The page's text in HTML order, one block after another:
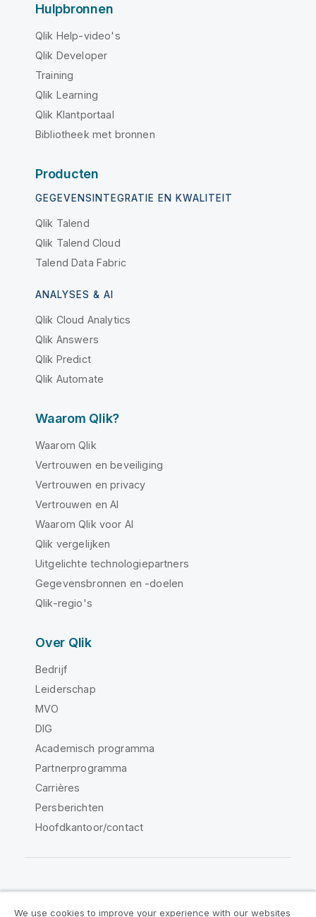
Hulpbronnen
Qlik Help-video's
Qlik Developer
Training
Qlik Learning
Qlik Klantportaal
Bibliotheek met bronnen
Producten
GEGEVENSINTEGRATIE EN KWALITEIT
Qlik Talend
Qlik Talend Cloud
Talend Data Fabric
ANALYSES & AI
Qlik Cloud Analytics
Qlik Answers
Qlik Predict
Qlik Automate
Waarom Qlik?
Waarom Qlik
Vertrouwen en beveiliging
Vertrouwen en privacy
Vertrouwen en AI
Waarom Qlik voor AI
Qlik vergelijken
Uitgelichte technologiepartners
Gegevensbronnen en -doelen
Qlik-regio's
Over Qlik
Bedrijf
Leiderschap
MVO
DIG
Academisch programma
Partnerprogramma
Carrières
Persberichten
Hoofdkantoor/contact
We use cookies to improve your experience with our websites